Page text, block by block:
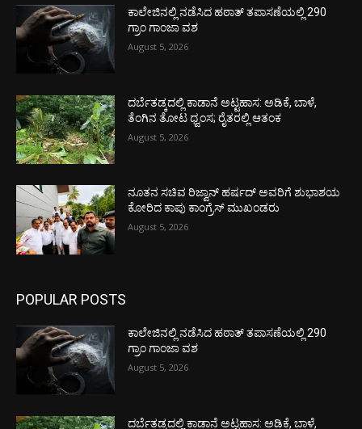
ಕಾಲೇಜಿನಲ್ಲಿ ನಡೆಸಿದ ಹಠಾತ್ ತಪಾಸಣೆಯಲ್ಲಿ 290
ಗ್ರಾಂ ಗಾಂಜಾ ವಶ
August 5, 2026
ದರ್ಬೆತಡ್ಕದಲ್ಲಿ ಕಾಡಾನೆ ಅಟ್ಟಹಾಸ: ಅಡಿಕೆ, ಬಾಳೆ,
ತೆಂಗಿನ ತೋಟ ಧ್ವಂಸ; ರೈತರಲ್ಲಿ ಆತಂಕ
August 5, 2026
ನೂತನ ಸಚಿವ ರಿಜ್ವಾನ್ ಹರ್ಷದ್ ಅವರಿಗೆ ಶುಭಾಶಯ
ಕೋರಿದ ಕಾಪು ಕಾಂಗ್ರೆಸ್ ಮುಖಂಡರು
August 5, 2026
POPULAR POSTS
ಕಾಲೇಜಿನಲ್ಲಿ ನಡೆಸಿದ ಹಠಾತ್ ತಪಾಸಣೆಯಲ್ಲಿ 290
ಗ್ರಾಂ ಗಾಂಜಾ ವಶ
August 5, 2026
ದರ್ಬೆತಡ್ಕದಲ್ಲಿ ಕಾಡಾನೆ ಅಟ್ಟಹಾಸ: ಅಡಿಕೆ, ಬಾಳೆ,